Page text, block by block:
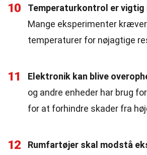
10 Temperaturkontrol er
Mange eksperimenter
temperaturer for nøjagtige
11 Elektronik kan blive
og andre enheder har brug
for at forhindre skader fra
12
Rumfartøjer skal modstå